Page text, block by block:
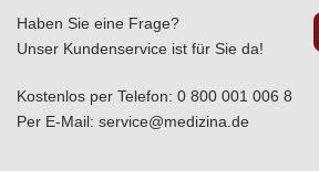
Haben Sie eine Frage?
Unser Kundenservice ist für Sie da!
Kostenlos per Telefon: 0 800 001 006 8
Per E-Mail: service@medizina.de